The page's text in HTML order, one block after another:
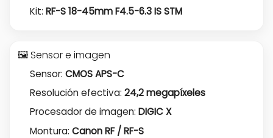
Kit: RF-S 18-45mm F4.5-6.3 IS STM
🖼️ Sensor e imagen
Sensor: CMOS APS-C
Resolución efectiva: 24,2 megapíxeles
Procesador de imagen: DIGIC X
Montura: Canon RF / RF-S